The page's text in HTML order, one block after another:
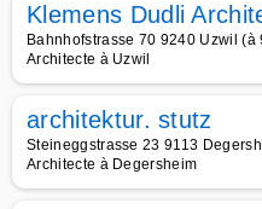
Klemens Dudli
Bahnhofstrasse 70 9240 Uzwil
Architecte à Uzwil
architektur. stutz
Steineggstrasse 23 9113
Architecte à Degersheim